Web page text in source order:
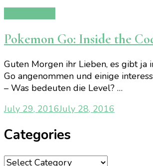
Pokemon Go: Inside the
Guten Morgen ihr Lieben, es gibt ja
Go angenommen und einige
– Was bedeuten die Level? …
July 29, 2016July 28, 2016
Categories
Categories